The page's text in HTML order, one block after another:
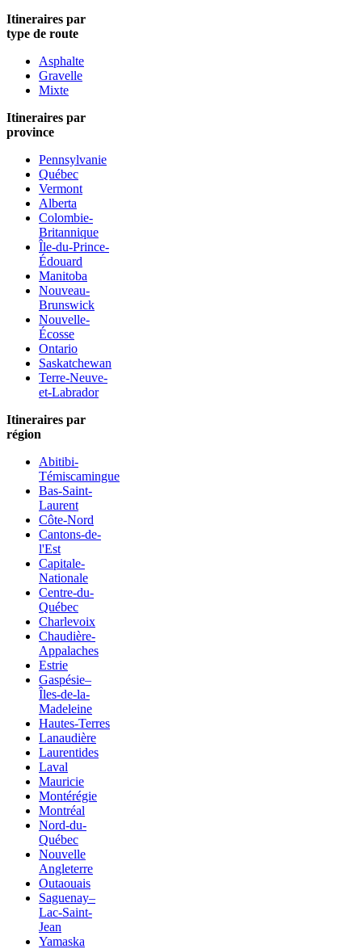
Itineraires par
type de route
Asphalte
Gravelle
Mixte
Itineraires par
province
Pennsylvanie
Québec
Vermont
Alberta
Colombie-
Britannique
Île-du-Prince-
Édouard
Manitoba
Nouveau-
Brunswick
Nouvelle-
Écosse
Ontario
Saskatchewan
Terre-Neuve-
et-Labrador
Itineraires par
région
Abitibi-
Témiscamingue
Bas-Saint-
Laurent
Côte-Nord
Cantons-de-
l'Est
Capitale-
Nationale
Centre-du-
Québec
Charlevoix
Chaudière-
Appalaches
Estrie
Gaspésie–
Îles-de-la-
Madeleine
Hautes-Terres
Lanaudière
Laurentides
Laval
Mauricie
Montérégie
Montréal
Nord-du-
Québec
Nouvelle
Angleterre
Outaouais
Saguenay–
Lac-Saint-
Jean
Yamaska